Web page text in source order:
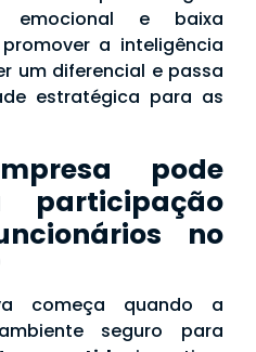
emocional e baixa
a inteligência
um diferencial e passa
estratégica para as
pode
participação
no
começa quando a
seguro para